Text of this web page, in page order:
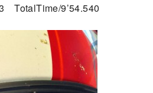
TotalTime/9’54.540